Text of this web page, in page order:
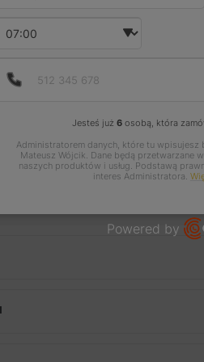
5004S 454150-5006S
Jesteś już 6 osobą, która
Administratorem danych, które tu wpisujesz
Mateusz Wójcik. Dane będą przetwarzane
naszych produktów i usług. Podstawą
interes Administratora.
Powered by